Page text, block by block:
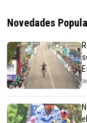
Novedades